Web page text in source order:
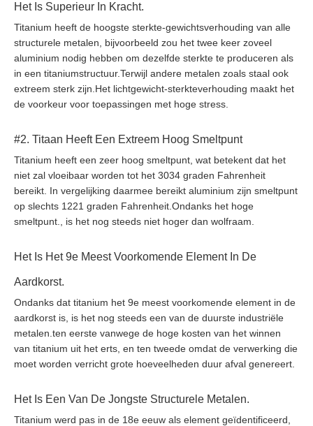
Het Is Superieur In Kracht.
Titanium heeft de hoogste sterkte-gewichtsverhouding van alle
structurele metalen, bijvoorbeeld zou het twee keer zoveel
aluminium nodig hebben om dezelfde sterkte te produceren als
in een titaniumstructuur.Terwijl andere metalen zoals staal ook
extreem sterk zijn.Het lichtgewicht-sterkteverhouding maakt het
de voorkeur voor toepassingen met hoge stress.
#2. Titaan Heeft Een Extreem Hoog Smeltpunt
Titanium heeft een zeer hoog smeltpunt, wat betekent dat het
niet zal vloeibaar worden tot het 3034 graden Fahrenheit
bereikt. In vergelijking daarmee bereikt aluminium zijn smeltpunt
op slechts 1221 graden Fahrenheit.Ondanks het hoge
smeltpunt., is het nog steeds niet hoger dan wolfraam.
Het Is Het 9e Meest Voorkomende Element In De
Aardkorst.
Ondanks dat titanium het 9e meest voorkomende element in de
aardkorst is, is het nog steeds een van de duurste industriële
metalen.ten eerste vanwege de hoge kosten van het winnen
van titanium uit het erts, en ten tweede omdat de verwerking die
moet worden verricht grote hoeveelheden duur afval genereert.
Het Is Een Van De Jongste Structurele Metalen.
Titanium werd pas in de 18e eeuw als element geïdentificeerd,